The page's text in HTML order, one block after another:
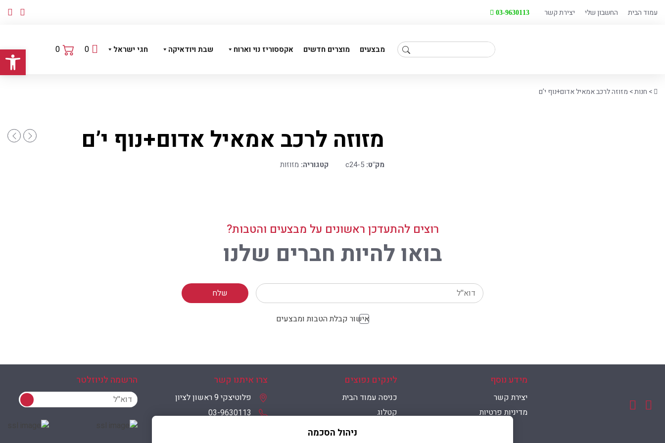
לתוכןעמוד הבית החשבון שלי יצירת קשר 03-9630113
חיפוש מבצעים מוצרים חדשים אקססוריז נוי וארוח שבת ויודאיקה חגי ישראל 0
0
Home
> חנות> מזוזה לרכב אמאיל אדום+נוף י’ם
מזוזה לרכב אמאיל אדום+נוף י’ם
מזוזה צינור קרם 12ס"מ
מזוזה צינור אפור משבצות 15ס"מ
מק"ט: c24-5 קטגוריה: מזוזות
רוצים להתעדכן ראשונים על מבצעים והטבות?
בואו להיות חברים שלנו
Your email
אישור קבלת הטבות ומבצעים
מידע נוסף
יצירת קשר
מדיניות פרטיות
לינקים נפוצים
כניסה עמוד הבית
קטלוג
צרו איתנו קשר
פלוטיצקי 9 ראשון לציון
03-9630113
הרשמה לניוזלטר
הרשמה לניוזלטר
ניהול הסכמה